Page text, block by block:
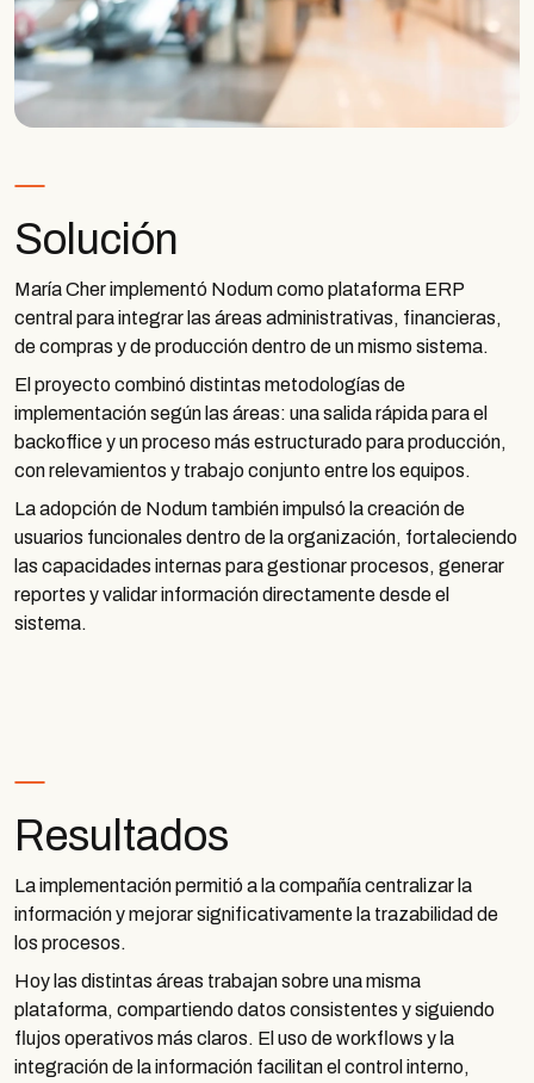
Solución
María Cher implementó Nodum como plataforma ERP
central para integrar las áreas administrativas, financieras,
de compras y de producción dentro de un mismo sistema.
El proyecto combinó distintas metodologías de
implementación según las áreas: una salida rápida para el
backoffice y un proceso más estructurado para producción,
con relevamientos y trabajo conjunto entre los equipos.
La adopción de Nodum también impulsó la creación de
usuarios funcionales dentro de la organización, fortaleciendo
las capacidades internas para gestionar procesos, generar
reportes y validar información directamente desde el
sistema.
Resultados
La implementación permitió a la compañía centralizar la
información y mejorar significativamente la trazabilidad de
los procesos.
Hoy las distintas áreas trabajan sobre una misma
plataforma, compartiendo datos consistentes y siguiendo
flujos operativos más claros. El uso de workflows y la
integración de la información facilitan el control interno,